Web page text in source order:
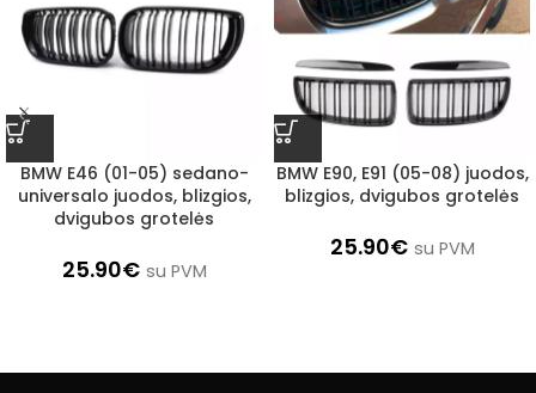
BMW E46 (01-05) sedano-
universalo juodos, blizgios,
dvigubos grotelės
25.90€ su PVM
BMW E90, E91 (05-08) juodos,
blizgios, dvigubos grotelės
25.90€ su PVM